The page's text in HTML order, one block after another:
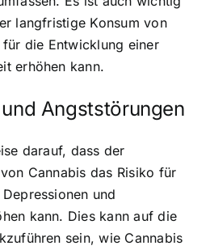
langfristige Konsum von
die Entwicklung einer
erhöhen kann.
Angststörungen
darauf, dass der
Cannabis das Risiko für
und
kann. Dies kann auf die
sein, wie Cannabis